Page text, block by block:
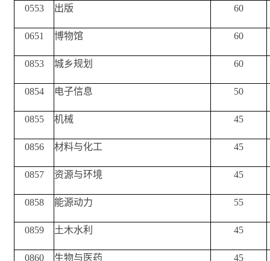
0553 出版 60
0651 博物馆 60
0853 城乡规划 60
0854 电子信息 50
0855 机械 45
0856 材料与化工 45
0857 资源与环境 45
0858 能源动力 55
0859 土木水利 45
0860 生物与医药 45